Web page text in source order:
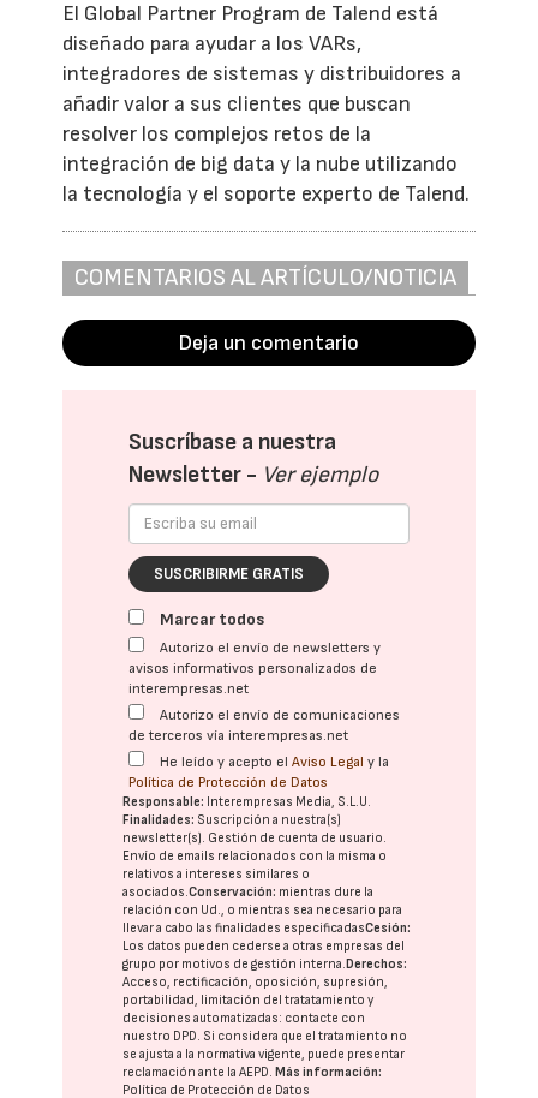
El Global Partner Program de Talend está
diseñado para ayudar a los VARs,
integradores de sistemas y distribuidores a
añadir valor a sus clientes que buscan
resolver los complejos retos de la
integración de big data y la nube utilizando
la tecnología y el soporte experto de Talend.
COMENTARIOS AL ARTÍCULO/NOTICIA
Deja un comentario
Suscríbase a nuestra
Newsletter - Ver ejemplo
SUSCRIBIRME GRATIS
Marcar todos
Autorizo el envío de newsletters y
avisos informativos personalizados de
interempresas.net
Autorizo el envío de comunicaciones
de terceros vía interempresas.net
He leído y acepto elAviso Legal y la
Política de Protección de Datos
Responsable: Interempresas Media, S.L.U.
Finalidades: Suscripción a nuestra(s)
newsletter(s). Gestión de cuenta de usuario.
Envío de emails relacionados con la misma o
relativos a intereses similares o
asociados.Conservación: mientras dure la
relación con Ud., o mientras sea necesario para
llevar a cabo las finalidades especificadasCesión:
Los datos pueden cederse a otras empresas del
grupo por motivos de gestión interna.Derechos:
Acceso, rectificación, oposición, supresión,
portabilidad, limitación del tratatamiento y
decisiones automatizadas: contacte con
nuestro DPD. Si considera que el tratamiento no
se ajusta a la normativa vigente, puede presentar
reclamación ante laAEPD.Más información:
Política de Protección de Datos